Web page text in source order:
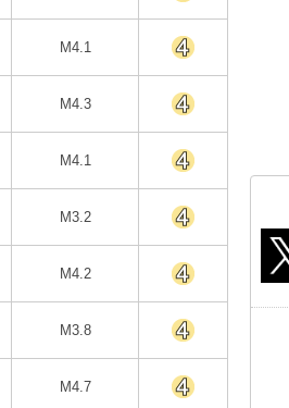
M4.1
M4.3
M4.1
M3.2
M4.2
M3.8
M4.7